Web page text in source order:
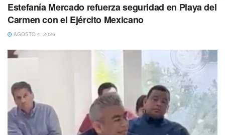
Estefanía Mercado refuerza seguridad en Playa del
Carmen con el Ejército Mexicano
AGOSTO 4, 2026